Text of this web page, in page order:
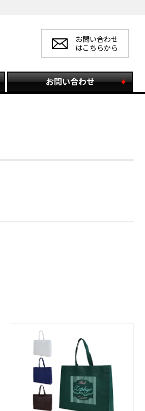
お問い合わせ
はこちらから
お問い合わせ